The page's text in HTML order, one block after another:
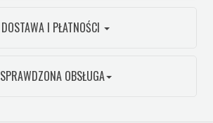
DOSTAWA I PŁATNOŚCI
SPRAWDZONA OBSŁUGA